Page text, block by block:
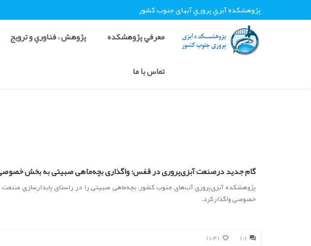
پژوهشکده آبزي پروري آبهای جنوب کشور
معرفي پژوهشکده پژوهش ، فناوري و ترويج
تماس با ما
گام جدید درصنعت آبزی‌پروری در قفس؛ واگذاری بچه‌ماهی صبیتی به بخش
پژوهشکده آبزی‌پروری آب‌های جنوب کشور، بچه‌ماهی صبیتی را در راستای پایدارسازی
خصوصی واگذار کرد.
(104) (0)